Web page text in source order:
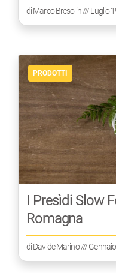
diMarco Bresolin/// Luglio
PRODOTTI
I Presìdi Slow
Romagna
diDavide Marino///